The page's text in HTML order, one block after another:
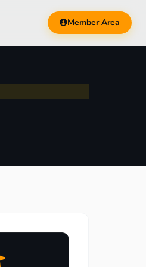
Member Area